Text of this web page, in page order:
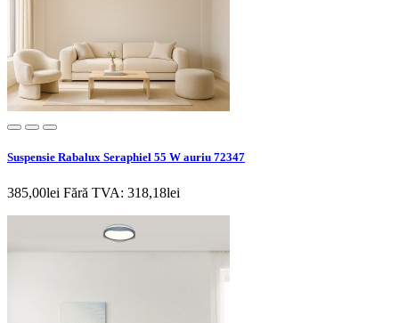
Suspensie Rabalux Seraphiel 55 W auriu 72347
385,00lei Fără TVA: 318,18lei